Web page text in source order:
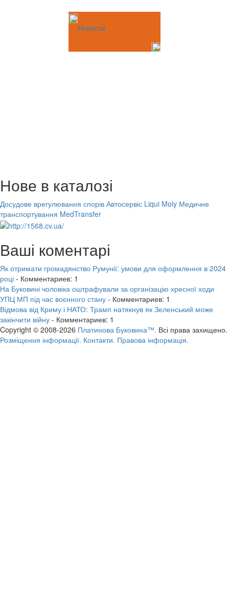
Новости
Нове в каталозі
Досудове врегулювання спорів Автосервіс Liqui Moly Медичне
транспортування MedTransfer
Ваші коментарі
Як отримати громадянство Румунії: умови для оформлення в 2024
році - Комментариев: 1
На Буковині чоловіка оштрафували за організацію хресної ходи
УПЦ МП під час воєнного стану - Комментариев: 1
Відмова від Криму і НАТО: Трамп натякнув як Зеленський може
закінчити війну - Комментариев: 1
Copyright © 2008-2026 Платинова Буковина™. Всі права захищено.
Розміщення інформації. Контакти. Правова інформація.